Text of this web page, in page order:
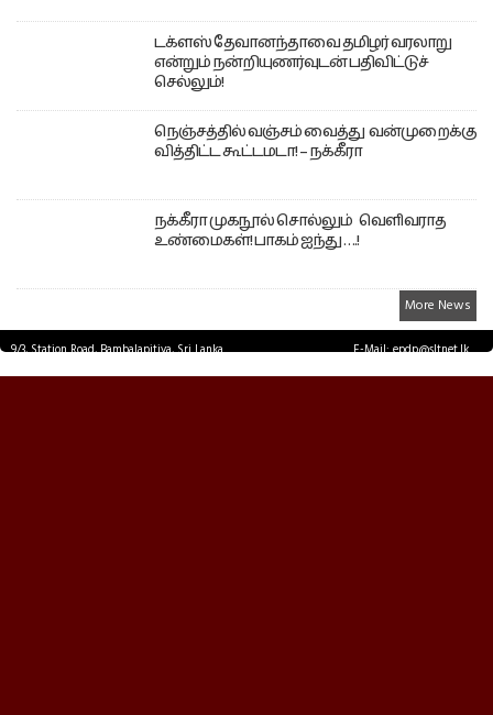
டக்ளஸ் தேவானந்தாவை தமிழர் வரலாறு
என்றும் நன்றியுணர்வுடன் பதிவிட்டுச்
செல்லும்!
நெஞ்சத்தில் வஞ்சம் வைத்து வன்முறைக்கு
வித்திட்ட கூட்டமடா! – நக்கீரா
நக்கீரா முகநூல் சொல்லும் வெளிவராத
உண்மைகள்! பாகம் ஐந்து ….!
More News
9/3, Station Road, Bambalapitiya, Sri Lanka.
E-Mail: epdp@sltnet.lk